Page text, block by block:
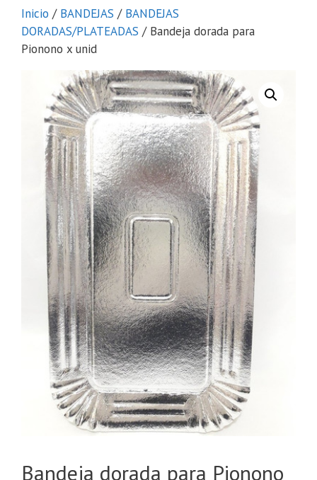
Inicio / BANDEJAS / BANDEJAS
DORADAS/PLATEADAS / Bandeja dorada para
Pionono x unid
Bandeja dorada para Pionono